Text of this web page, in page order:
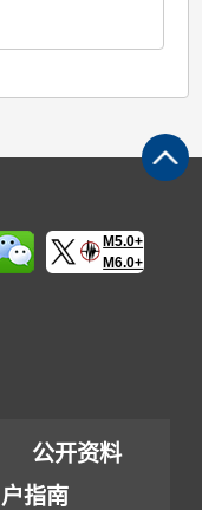
M5.0+
M6.0+
公开资料
指南